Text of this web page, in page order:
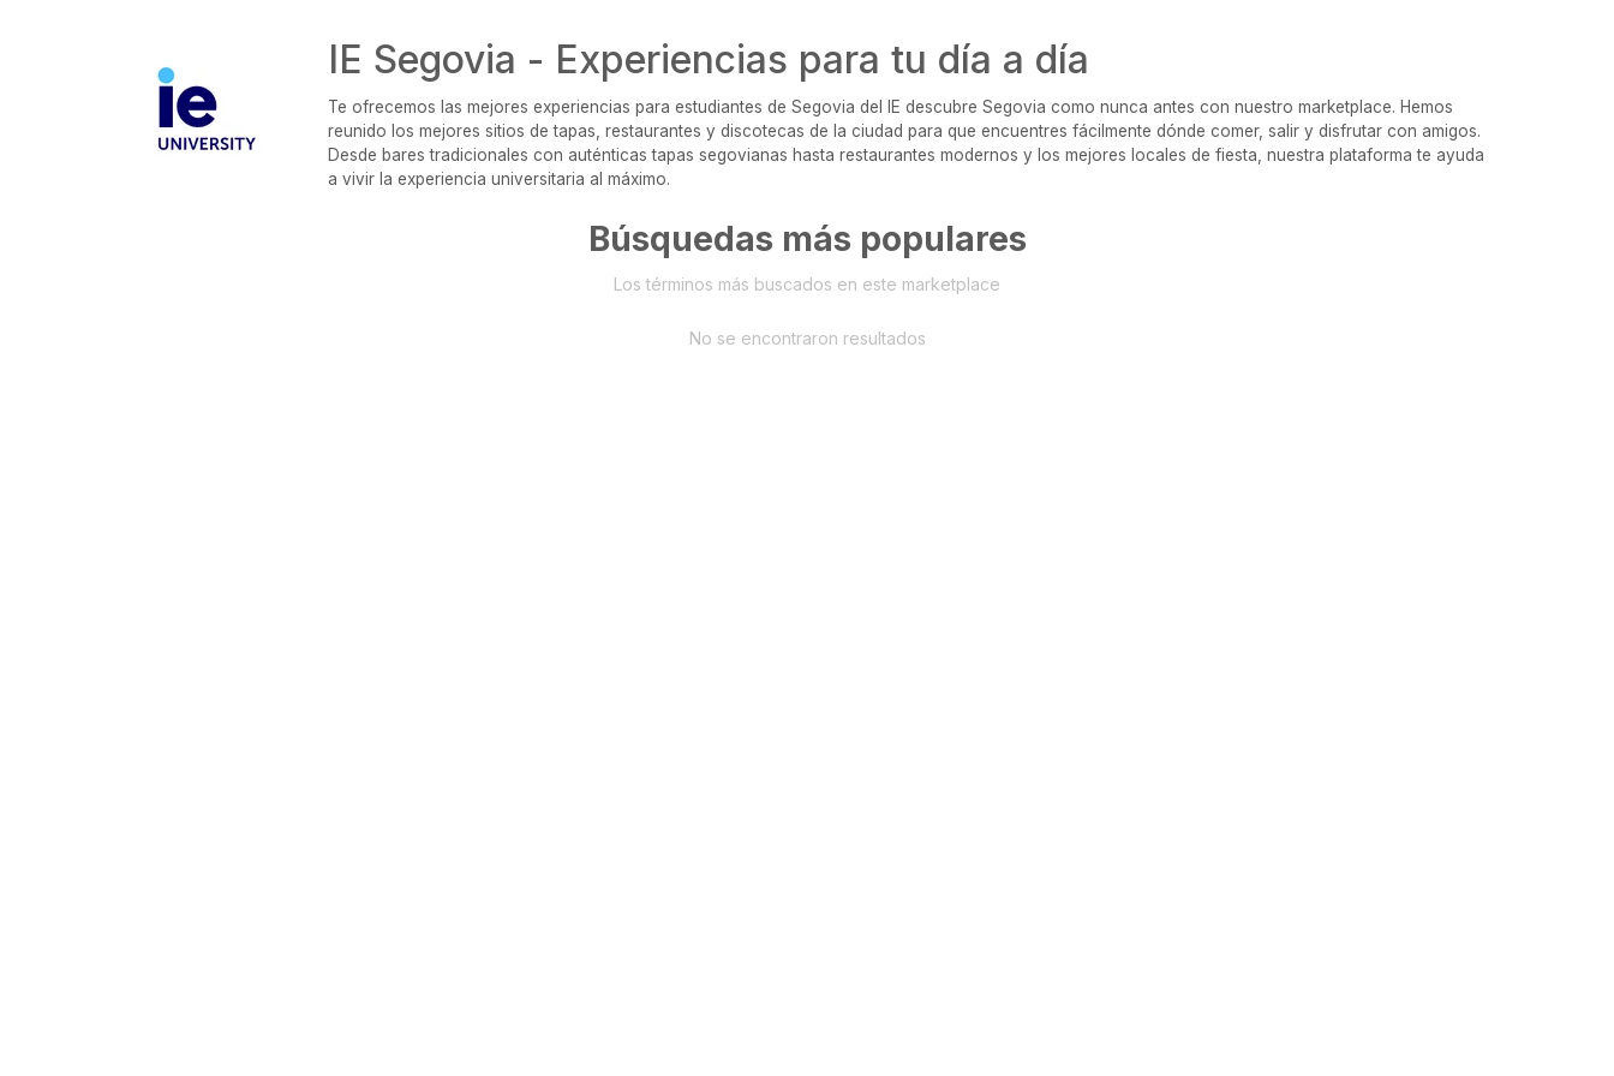
IE Segovia - Experiencias para tu día a día
Te ofrecemos las mejores experiencias para estudiantes de Segovia del IE descubre Segovia como nunca antes con nuestro marketplace. Hemos
reunido los mejores sitios de tapas, restaurantes y discotecas de la ciudad para que encuentres fácilmente dónde comer, salir y disfrutar con amigos.
Desde bares tradicionales con auténticas tapas segovianas hasta restaurantes modernos y los mejores locales de fiesta, nuestra plataforma te ayuda
a vivir la experiencia universitaria al máximo.
Búsquedas más populares
Los términos más buscados en este marketplace
No se encontraron resultados